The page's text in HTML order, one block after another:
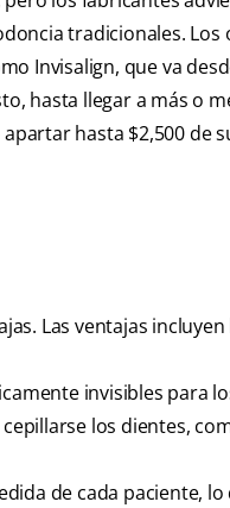
tradicionales. Los
Invisalign, que va
hasta llegar a más o
hasta $2,500 de
Las ventajas incluyen
invisibles para
los dientes,
de cada paciente,